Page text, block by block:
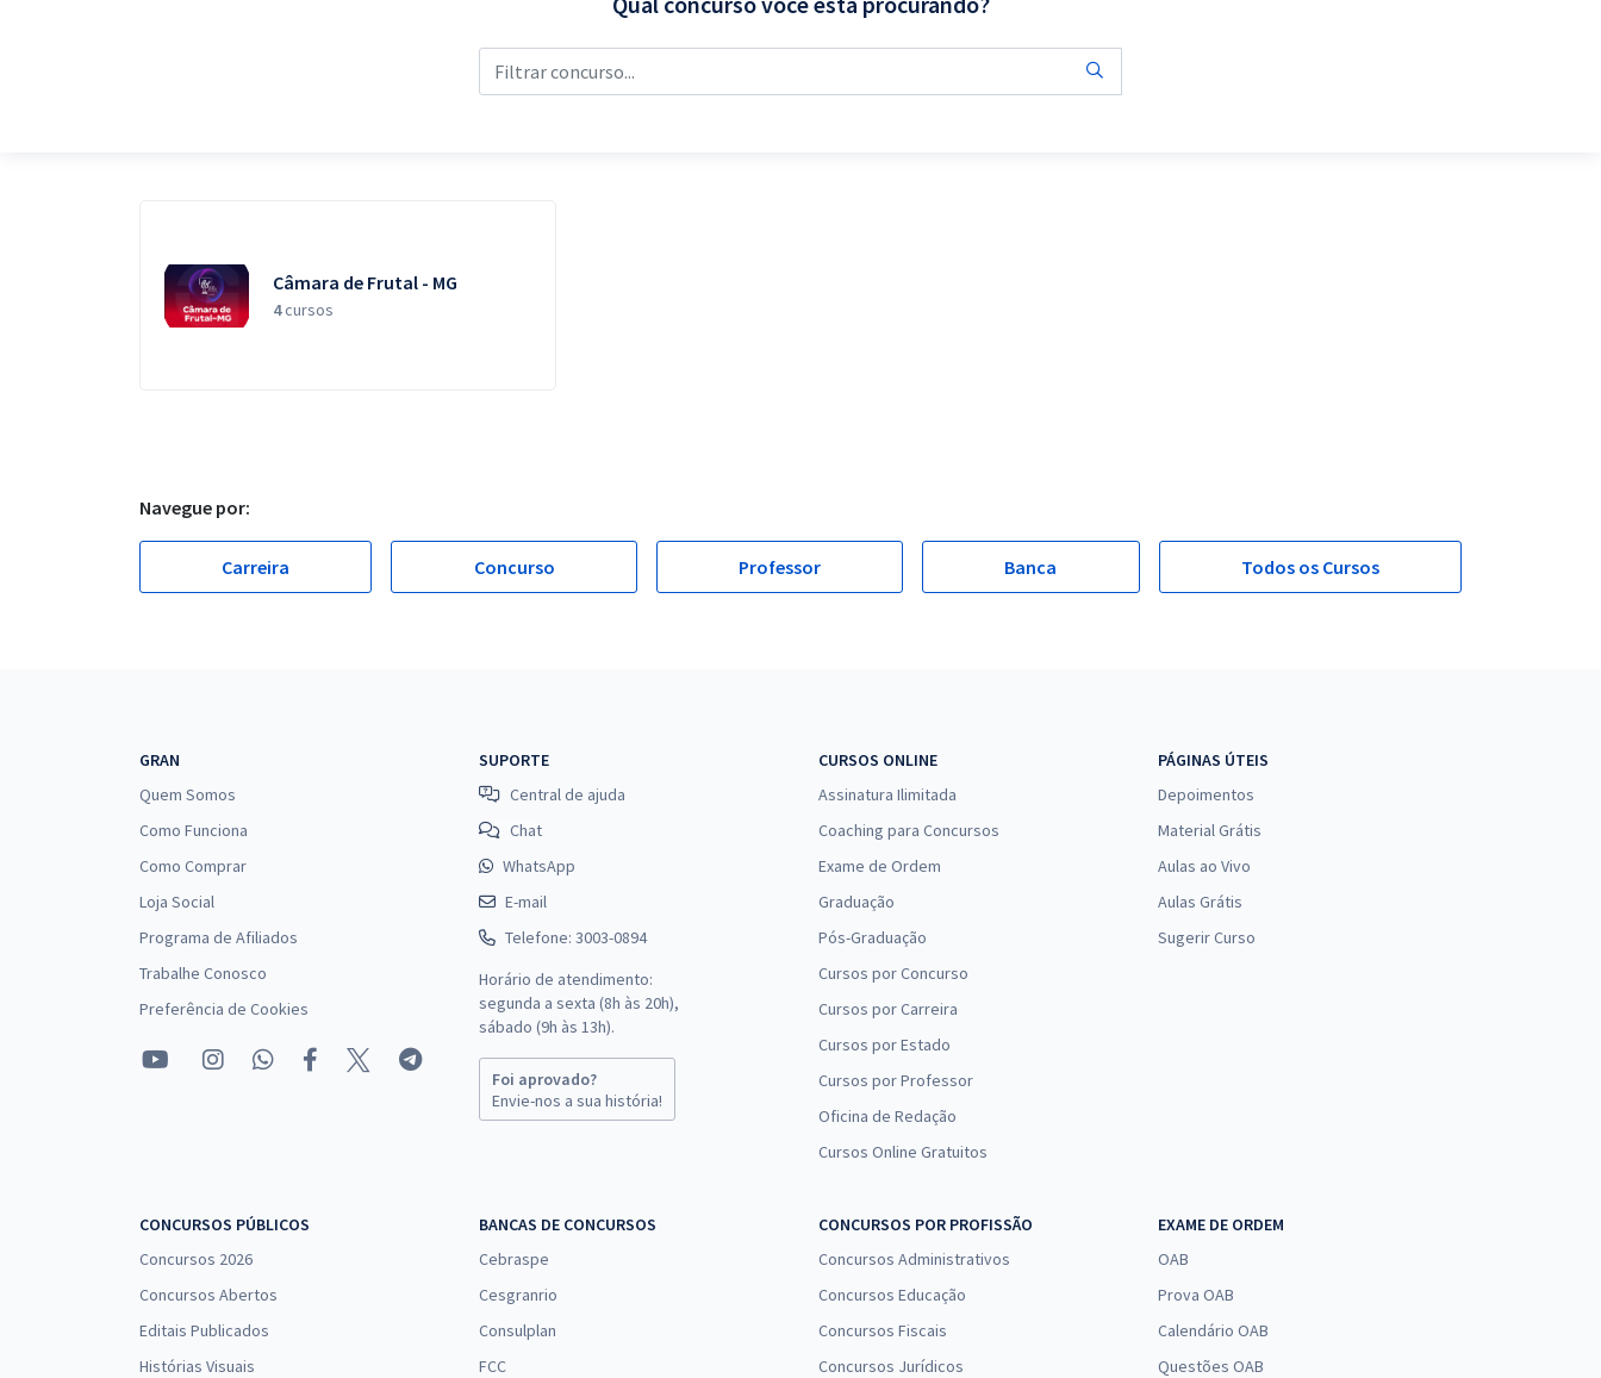
Conteúdo gratuito Câmara de Frutal - MG
4cursos
Navegue por:
Carreira Concurso Professor Banca Todos os Cursos
GRAN
Quem Somos
Como Funciona
Como Comprar
Loja Social
Programa de Afiliados
Trabalhe Conosco
Preferência de Cookies
SUPORTE
Central de ajuda
Chat
WhatsApp
E-mail
Telefone: 3003-0894
Horário de atendimento:
segunda a sexta (8h às 20h),
sábado (9h às 13h).
Foi aprovado?
Envie-nos a sua história!
CURSOS ONLINE
Assinatura Ilimitada
Coaching para Concursos
Exame de Ordem
Graduação
Pós-Graduação
Cursos por Concurso
Cursos por Carreira
Cursos por Estado
Cursos por Professor
Oficina de Redação
Cursos Online Gratuitos
PÁGINAS ÚTEIS
Depoimentos
Material Grátis
Aulas ao Vivo
Aulas Grátis
Sugerir Curso
CONCURSOS PÚBLICOS
Concursos 2026
Concursos Abertos
Editais Publicados
Histórias Visuais
BANCAS DE CONCURSOS
Cebraspe
Cesgranrio
Consulplan
FCC
CONCURSOS POR PROFISSÃO
Concursos Administrativos
Concursos Educação
Concursos Fiscais
Concursos Jurídicos
EXAME DE ORDEM
OAB
Prova OAB
Calendário OAB
Questões OAB